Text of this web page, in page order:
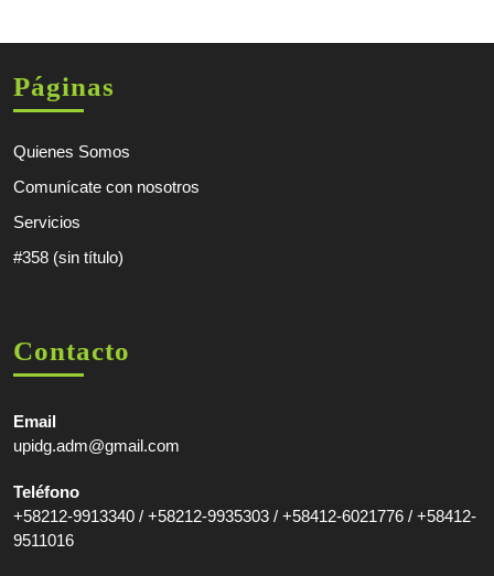
Páginas
Quienes Somos
Comunícate con nosotros
Servicios
#358 (sin título)
Contacto
Email
upidg.adm@gmail.com
Teléfono
+58212-9913340 / +58212-9935303 / +58412-6021776 / +58412-
9511016